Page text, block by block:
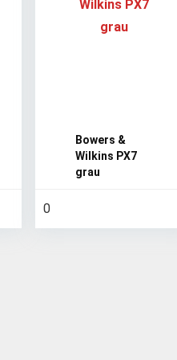
Bowers &
Wilkins PX7
grau
0